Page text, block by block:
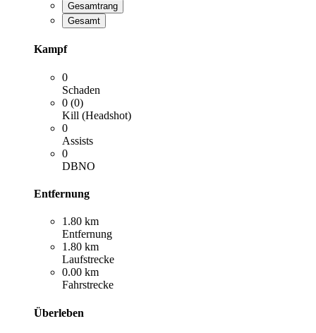
Gesamtrang
Gesamt
Kampf
0
Schaden
0 (0)
Kill (Headshot)
0
Assists
0
DBNO
Entfernung
1.80 km
Entfernung
1.80 km
Laufstrecke
0.00 km
Fahrstrecke
Überleben